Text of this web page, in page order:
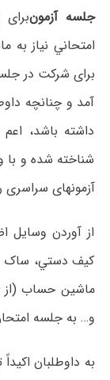
جلسه آزمون
اﻣﺘﺤﺎﻧﻲ ﻧﻴﺎز
ﺑﺮای ﺷﺮﻛﺖ در
آﻣﺪ و ﭼﻨﺎﻧﭽﻪ
داﺷﺘﻪ ﺑﺎﺷﺪ،
ﺷﻨﺎﺧﺘﻪ ﺷﺪه و ﺑﺎ
آزﻣﻮﻧﻬﺎی ﺳﺮاﺳﺮی
از آوردن وﺳﺎﻳﻞ
ﻛﻴﻒ دﺳﺘﻲ، ﺳﺎک
ﻣﺎﺷﻴﻦ ﺣﺴﺎب (از
و… ﺑﻪ ﺟﻠﺴﻪ
ﺑﻪ داوﻃﻠﺒﺎن